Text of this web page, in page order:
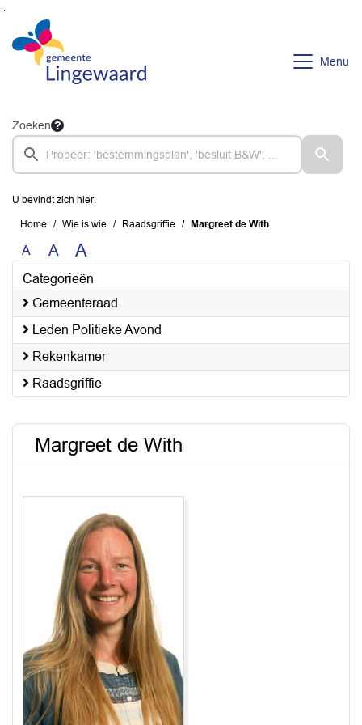
Ga naar de inhoud van deze pagina
Ga naar het zoeken
Ga naar het menu
Menu
Zoeken
U bevindt zich hier:
Home Wie is wie Raadsgriffie Margreet de With
A A A
Categorieën
Gemeenteraad
Leden Politieke Avond
Rekenkamer
Raadsgriffie
Margreet de With